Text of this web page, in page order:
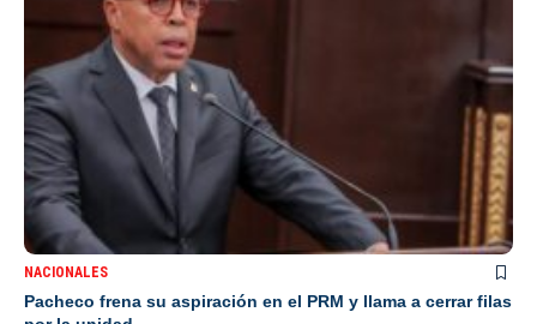
NACIONALES
Pacheco frena su aspiración en el PRM y llama a cerrar filas